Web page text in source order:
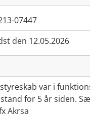
07447
den 12.05.2026
var i
for 5 år siden.
Akrsa